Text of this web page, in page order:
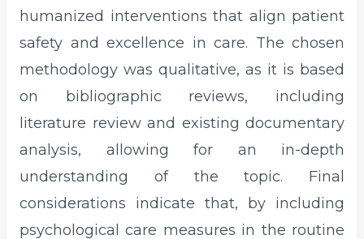
humanized interventions that align patient
safety and excellence in care. The chosen
methodology was qualitative, as it is based
on bibliographic reviews, including
literature review and existing documentary
analysis, allowing for an in-depth
understanding of the topic. Final
considerations indicate that, by including
psychological care measures in the routine